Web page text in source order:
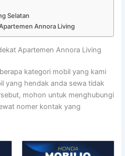
Selatan
Annora Living
Apartemen Annora Living
kategori mobil yang kami
yang hendak anda sewa tidak
mohon untuk menghubungi
nomer kontak yang